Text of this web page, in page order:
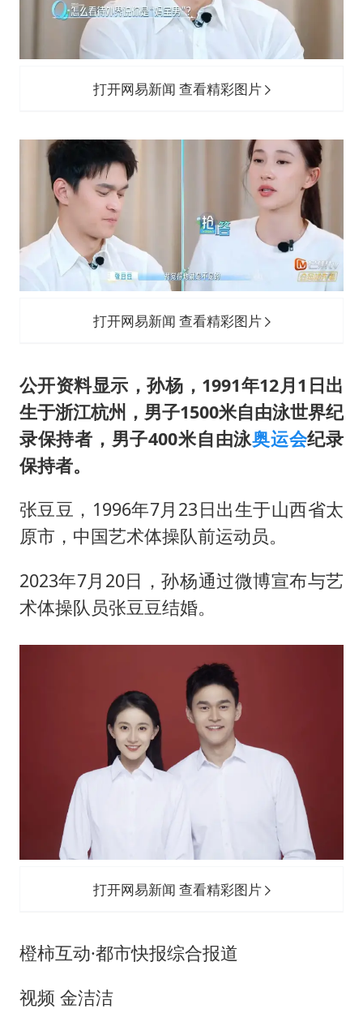
打开网易新闻 查看精彩图片
打开网易新闻 查看精彩图片
公开资料显示，孙杨，1991年12月1日出
生于浙江杭州，男子1500米自由泳世界纪
录保持者，男子400米自由泳奥运会纪录
保持者。
张豆豆，1996年7月23日出生于山西省太
原市，中国艺术体操队前运动员。
2023年7月20日，孙杨通过微博宣布与艺
术体操队员张豆豆结婚。
打开网易新闻 查看精彩图片
橙柿互动·都市快报综合报道
视频 金洁洁